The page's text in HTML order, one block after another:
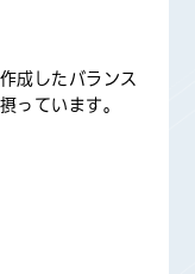
成したバランス
っています。